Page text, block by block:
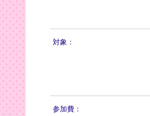
対象：
参加費：